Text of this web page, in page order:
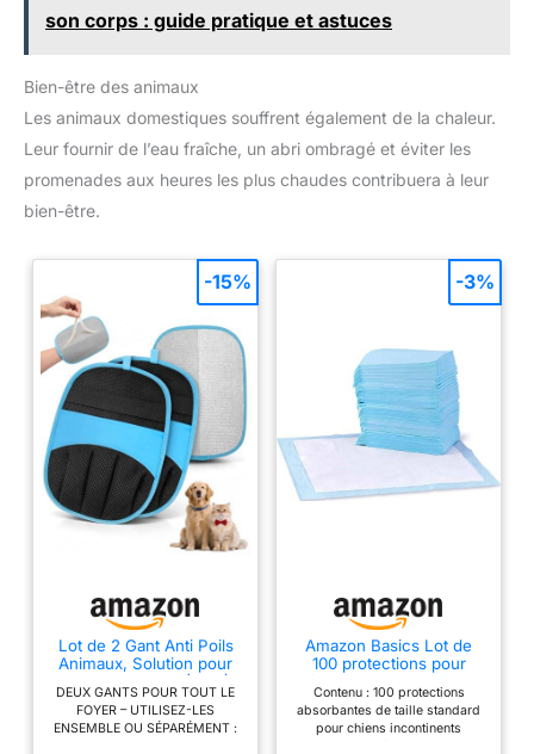
son corps : guide pratique et astuces
Bien-être des animaux
Les animaux domestiques souffrent également de la chaleur.
Leur fournir de l’eau fraîche, un abri ombragé et éviter les
promenades aux heures les plus chaudes contribuera à leur
bien-être.
Lot de 2 Gant Anti Poils
Animaux, Solution pour
Chats et Chiens (Bleu)
DEUX GANTS POUR TOUT LE
FOYER – UTILISEZ-LES
ENSEMBLE OU SÉPARÉMENT :
-15%
Amazon Basics Lot de
100 protections pour
fuite, 5 couches, surface
à séchage rapide, taille
classique, pour chiens et
Contenu : 100 protections
absorbantes de taille standard
pour chiens incontinents
-3%